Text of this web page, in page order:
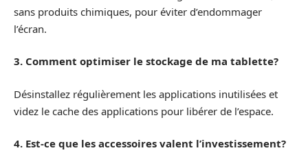
sans produits chimiques, pour éviter d’endommager
l’écran.
3. Comment optimiser le stockage de ma tablette?
Désinstallez régulièrement les applications inutilisées et
videz le cache des applications pour libérer de l’espace.
4. Est-ce que les accessoires valent l’investissement?